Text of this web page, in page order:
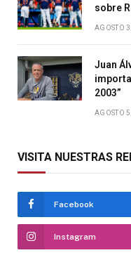
sobre
AGOSTO
Juan
2003”
AGOSTO
VISITA NUESTRAS
Facebook
Instagram